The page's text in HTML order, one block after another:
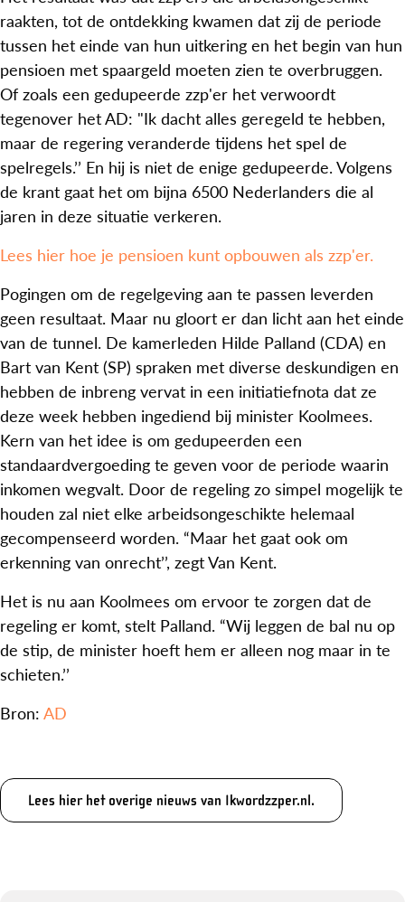
raakten, tot de ontdekking kwamen dat zij de periode
tussen het einde van hun uitkering en het begin van hun
pensioen met spaargeld moeten zien te overbruggen.
Of zoals een gedupeerde zzp'er het verwoordt
tegenover het AD: "Ik dacht alles geregeld te hebben,
maar de regering veranderde tijdens het spel de
spelregels.’’ En hij is niet de enige gedupeerde. Volgens
de krant gaat het om bijna 6500 Nederlanders die al
jaren in deze situatie verkeren.
Lees hier hoe je pensioen kunt opbouwen als zzp'er.
Pogingen om de regelgeving aan te passen leverden
geen resultaat. Maar nu gloort er dan licht aan het einde
van de tunnel. De kamerleden Hilde Palland (CDA) en
Bart van Kent (SP) spraken met diverse deskundigen en
hebben de inbreng vervat in een initiatiefnota dat ze
deze week hebben ingediend bij minister Koolmees.
Kern van het idee is om gedupeerden een
standaardvergoeding te geven voor de periode waarin
inkomen wegvalt. Door de regeling zo simpel mogelijk te
houden zal niet elke arbeidsongeschikte helemaal
gecompenseerd worden. “Maar het gaat ook om
erkenning van onrecht’’, zegt Van Kent.
Het is nu aan Koolmees om ervoor te zorgen dat de
regeling er komt, stelt Palland. “Wij leggen de bal nu op
de stip, de minister hoeft hem er alleen nog maar in te
schieten.’’
Bron: AD
Lees hier het overige nieuws van Ikwordzzper.nl.